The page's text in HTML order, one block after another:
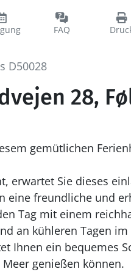
FAQ
D50028
28,
gemütlichen
erwartet Sie dieses
eine freundliche und
Tag mit einem
an kühleren Tagen
Ihnen ein bequemes
genießen können.